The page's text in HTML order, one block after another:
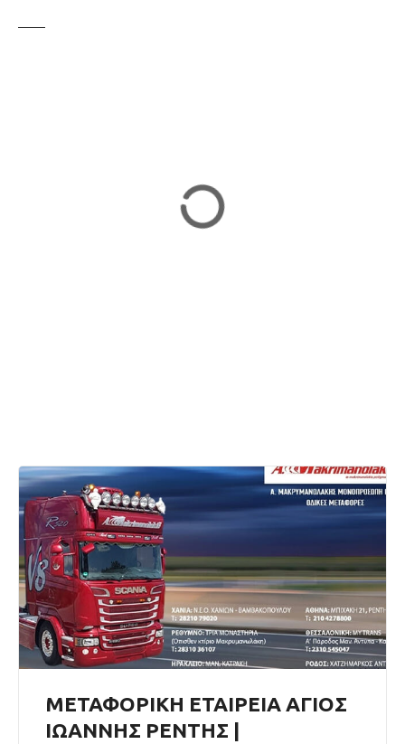
ΜΕΤΑΦΟΡΙΚΗ ΕΤΑΙΡΕΙΑ ΑΓΙΟΣ
ΙΩΑΝΝΗΣ ΡΕΝΤΗΣ |